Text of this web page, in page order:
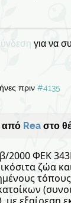
για να
πριν #4135
από Rea στο
2000 ΦΕΚ
ζώα